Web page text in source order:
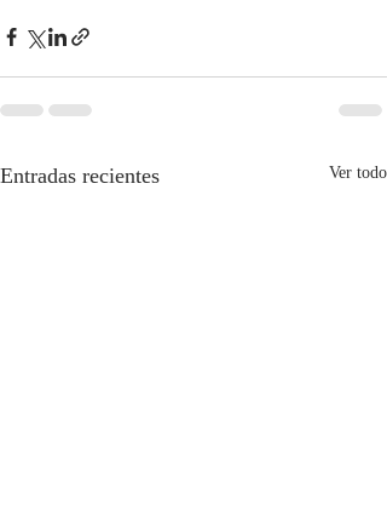
Entradas recientes Ver todo